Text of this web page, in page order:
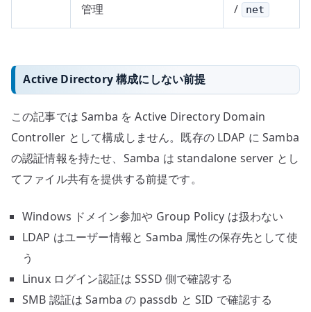
管理 / net
Active Directory 構成にしない前提
この記事では Samba を Active Directory Domain
Controller として構成しません。既存の LDAP に Samba
の認証情報を持たせ、Samba は standalone server とし
てファイル共有を提供する前提です。
Windows ドメイン参加や Group Policy は扱わない
LDAP はユーザー情報と Samba 属性の保存先として使
う
Linux ログイン認証は SSSD 側で確認する
SMB 認証は Samba の passdb と SID で確認する